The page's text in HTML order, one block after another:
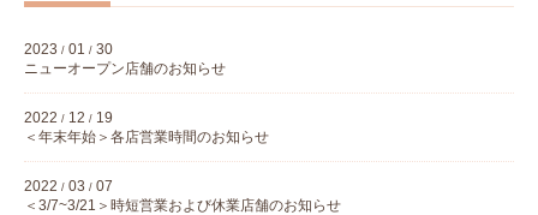
2023 / 01 / 30
ニューオープン店舗のお知らせ
2022 / 12 / 19
＜年末年始＞各店営業時間のお知らせ
2022 / 03 / 07
＜3/7~3/21＞時短営業および休業店舗のお知らせ